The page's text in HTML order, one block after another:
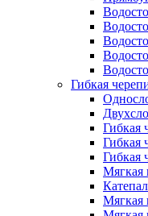
Гибкая
Гибкая
Гибкая
Гибкая
Мягкая
Мягкая